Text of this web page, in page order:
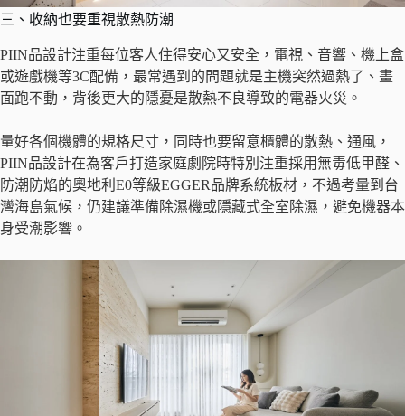
三、收納也要重視散熱防潮
PIIN品設計注重每位客人住得安心又安全，電視、音響、機上盒
或遊戲機等3C配備，最常遇到的問題就是主機突然過熱了、畫
面跑不動，背後更大的隱憂是散熱不良導致的電器火災。
量好各個機體的規格尺寸，同時也要留意櫃體的散熱、通風，
PIIN品設計在為客戶打造家庭劇院時特別注重採用無毒低甲醛、
防潮防焰的奧地利E0等級EGGER品牌系統板材，不過考量到台
灣海島氣候，仍建議準備除濕機或隱藏式全室除濕，避免機器本
身受潮影響。